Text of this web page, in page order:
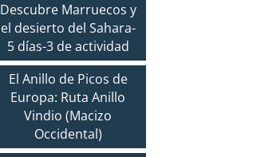
Descubre Marruecos y
el desierto del Sahara-
5 días-3 de actividad
El Anillo de Picos de
Europa: Ruta Anillo
Vindio (Macizo
Occidental)